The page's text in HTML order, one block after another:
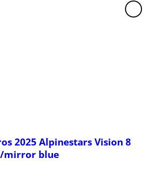
2025 Alpinestars Vision 8
mirror blue